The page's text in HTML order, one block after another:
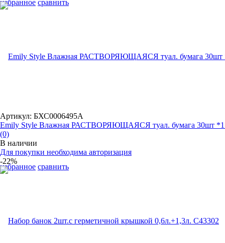
избранное сравнить
избранное сравнить
Артикул: БХС0006495А
Emily Style Влажная РАСТВОРЯЮЩАЯСЯ туал. бумага 30шт
(0)
В наличии
Для покупки необходима авторизация
-22%